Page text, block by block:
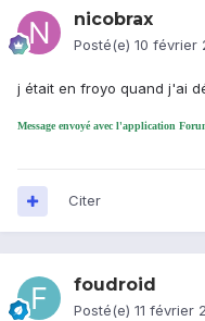
nicobrax
Posté(e) 10 février
j était en froyo quand j'ai
Message envoyé avec l'application
Citer
foudroid
Posté(e) 11 février